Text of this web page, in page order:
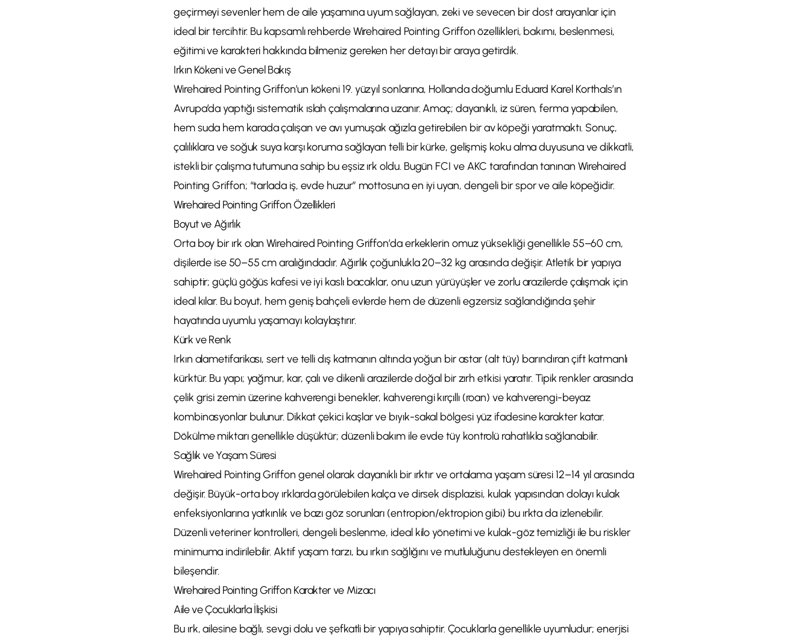
geçirmeyi sevenler hem de aile yaşamına uyum sağlayan, zeki ve sevecen bir dost arayanlar için
ideal bir tercihtir. Bu kapsamlı rehberde Wirehaired Pointing Griffon özellikleri, bakımı, beslenmesi,
eğitimi ve karakteri hakkında bilmeniz gereken her detayı bir araya getirdik.
Irkın Kökeni ve Genel Bakış
Wirehaired Pointing Griffon’un kökeni 19. yüzyıl sonlarına, Hollanda doğumlu Eduard Karel Korthals’ın
Avrupa’da yaptığı sistematik ıslah çalışmalarına uzanır. Amaç; dayanıklı, iz süren, ferma yapabilen,
hem suda hem karada çalışan ve avı yumuşak ağızla getirebilen bir av köpeği yaratmaktı. Sonuç,
çalılıklara ve soğuk suya karşı koruma sağlayan telli bir kürke, gelişmiş koku alma duyusuna ve dikkatli,
istekli bir çalışma tutumuna sahip bu eşsiz ırk oldu. Bugün FCI ve AKC tarafından tanınan Wirehaired
Pointing Griffon; “tarlada iş, evde huzur” mottosuna en iyi uyan, dengeli bir spor ve aile köpeğidir.
Wirehaired Pointing Griffon Özellikleri
Boyut ve Ağırlık
Orta boy bir ırk olan Wirehaired Pointing Griffon’da erkeklerin omuz yüksekliği genellikle 55–60 cm,
dişilerde ise 50–55 cm aralığındadır. Ağırlık çoğunlukla 20–32 kg arasında değişir. Atletik bir yapıya
sahiptir; güçlü göğüs kafesi ve iyi kaslı bacaklar, onu uzun yürüyüşler ve zorlu arazilerde çalışmak için
ideal kılar. Bu boyut, hem geniş bahçeli evlerde hem de düzenli egzersiz sağlandığında şehir
hayatında uyumlu yaşamayı kolaylaştırır.
Kürk ve Renk
Irkın alametifarikası, sert ve telli dış katmanın altında yoğun bir astar (alt tüy) barındıran çift katmanlı
kürktür. Bu yapı; yağmur, kar, çalı ve dikenli arazilerde doğal bir zırh etkisi yaratır. Tipik renkler arasında
çelik grisi zemin üzerine kahverengi benekler, kahverengi kırçıllı (roan) ve kahverengi-beyaz
kombinasyonlar bulunur. Dikkat çekici kaşlar ve bıyık-sakal bölgesi yüz ifadesine karakter katar.
Dökülme miktarı genellikle düşüktür; düzenli bakım ile evde tüy kontrolü rahatlıkla sağlanabilir.
Sağlık ve Yaşam Süresi
Wirehaired Pointing Griffon genel olarak dayanıklı bir ırktır ve ortalama yaşam süresi 12–14 yıl arasında
değişir. Büyük-orta boy ırklarda görülebilen kalça ve dirsek displazisi, kulak yapısından dolayı kulak
enfeksiyonlarına yatkınlık ve bazı göz sorunları (entropion/ektropion gibi) bu ırkta da izlenebilir.
Düzenli veteriner kontrolleri, dengeli beslenme, ideal kilo yönetimi ve kulak-göz temizliği ile bu riskler
minimuma indirilebilir. Aktif yaşam tarzı, bu ırkın sağlığını ve mutluluğunu destekleyen en önemli
bileşendir.
Wirehaired Pointing Griffon Karakter ve Mizacı
Aile ve Çocuklarla İlişkisi
Bu ırk, ailesine bağlı, sevgi dolu ve şefkatli bir yapıya sahiptir. Çocuklarla genellikle uyumludur; enerjisi